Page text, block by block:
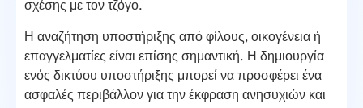
σχέσης με τον τζόγο.
Η αναζήτηση υποστήριξης από φίλους, οικογένεια ή
επαγγελματίες είναι επίσης σημαντική. Η δημιουργία
ενός δικτύου υποστήριξης μπορεί να προσφέρει ένα
ασφαλές περιβάλλον για την έκφραση ανησυχιών και